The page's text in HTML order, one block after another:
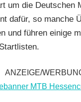
um die Deutschen
dafür, so manche
und führen einige
ANZEIGE/